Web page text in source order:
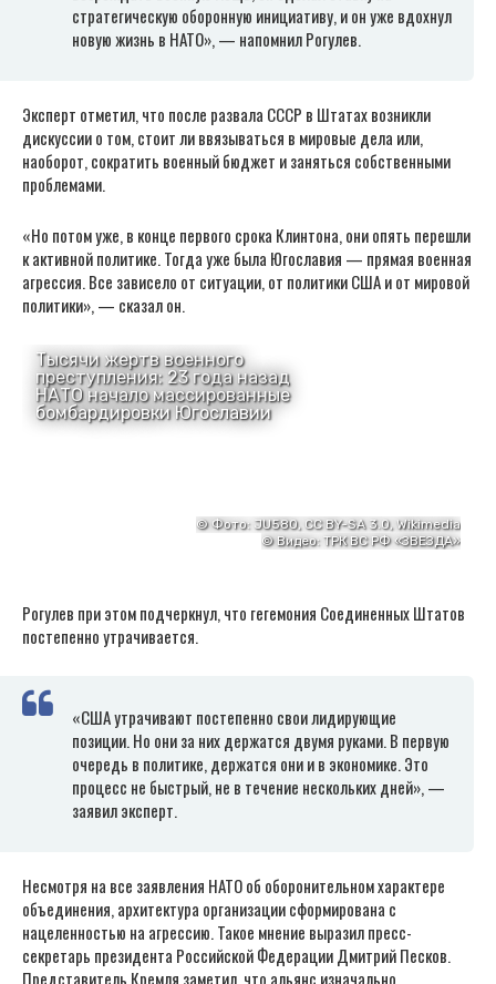
стратегическую оборонную инициативу, и он уже вдохнул
новую жизнь в НАТО», — напомнил Рогулев.
Эксперт отметил, что после развала СССР в Штатах возникли
дискуссии о том, стоит ли ввязываться в мировые дела или,
наоборот, сократить военный бюджет и заняться собственными
проблемами.
«Но потом уже, в конце первого срока Клинтона, они опять перешли
к активной политике. Тогда уже была Югославия — прямая военная
агрессия. Все зависело от ситуации, от политики США и от мировой
политики», — сказал он.
Рогулев при этом подчеркнул, что гегемония Соединенных Штатов
постепенно утрачивается.
«США утрачивают постепенно свои лидирующие
позиции. Но они за них держатся двумя руками. В первую
очередь в политике, держатся они и в экономике. Это
процесс не быстрый, не в течение нескольких дней», —
заявил эксперт.
Несмотря на все заявления НАТО об оборонительном характере
объединения, архитектура организации сформирована с
нацеленностью на агрессию. Такое мнение выразил пресс-
секретарь президента Российской Федерации Дмитрий Песков.
Представитель Кремля заметил, что альянс изначально